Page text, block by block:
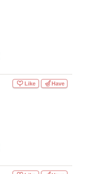
Like Have